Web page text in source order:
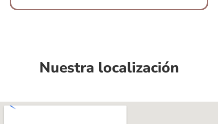
Nuestra localización